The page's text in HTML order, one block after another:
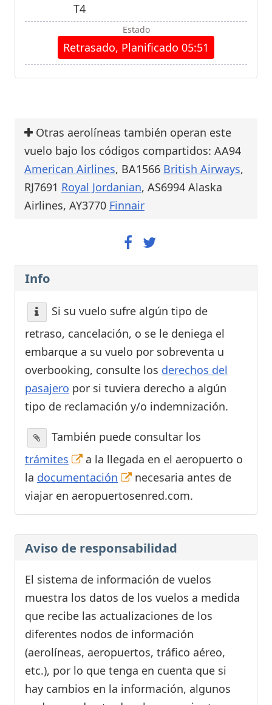
T4
Estado
Retrasado, Planificado 05:51
Otras aerolíneas también operan este
vuelo bajo los códigos compartidos: AA94
American Airlines, BA1566 British Airways,
RJ7691 Royal Jordanian, AS6994 Alaska
Airlines, AY3770 Finnair
Info
Si su vuelo sufre algún tipo de
retraso, cancelación, o se le deniega el
embarque a su vuelo por sobreventa u
overbooking, consulte los derechos del
pasajero por si tuviera derecho a algún
tipo de reclamación y/o indemnización.
También puede consultar los
trámites
a la llegada en el aeropuerto o
la documentación
necesaria antes de
viajar en aeropuertosenred.com.
Aviso de responsabilidad
El sistema de información de vuelos
muestra los datos de los vuelos a medida
que recibe las actualizaciones de los
diferentes nodos de información
(aerolíneas, aeropuertos, tráfico aéreo,
etc.), por lo que tenga en cuenta que si
hay cambios en la información, algunos